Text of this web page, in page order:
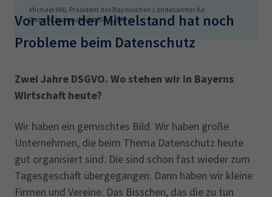
Michael Will, Präsident des Bayerischen Landesamtes für
Datenschutzaufsicht (BayLDA)
Vor allem der Mittelstand hat noch
Probleme beim Datenschutz
Zwei Jahre DSGVO. Wo stehen wir in Bayerns
Wirtschaft heute?
Wir haben ein gemischtes Bild. Wir haben große
Unternehmen, die beim Thema Datenschutz heute
gut organisiert sind. Die sind schon fast wieder zum
Tagesgeschäft übergegangen. Dann haben wir kleine
Firmen und Vereine. Das Bisschen, das die zu tun